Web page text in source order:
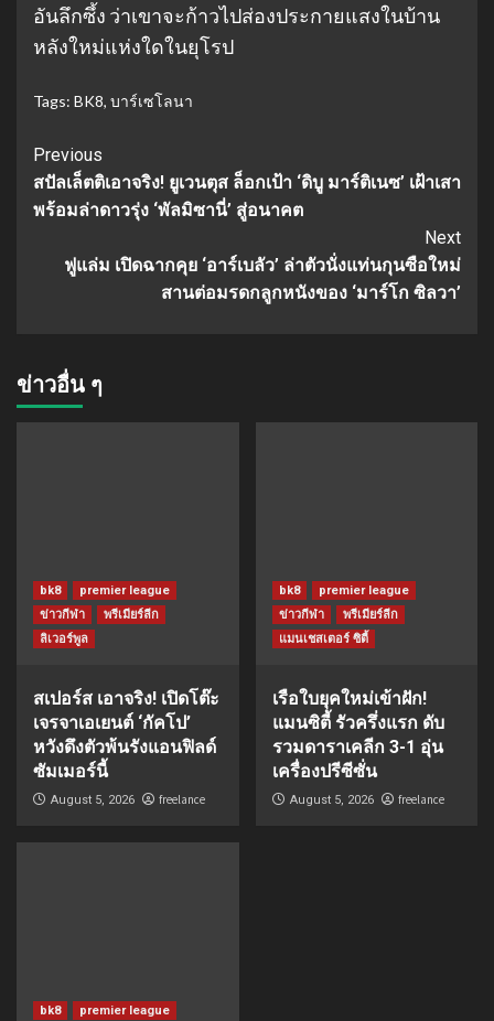
อันลึกซึ้ง ว่าเขาจะก้าวไปส่องประกายแสงในบ้าน
หลังใหม่แห่งใดในยุโรป
Tags: BK8, บาร์เซโลนา
Continue
Reading
Previous
สปัลเล็ตติเอาจริง! ยูเวนตุส ล็อกเป้า ‘ดิบู มาร์ติเนซ’ เฝ้าเสา
พร้อมล่าดาวรุ่ง ‘พัลมิซานี่’ สู่อนาคต
Next
ฟูแล่ม เปิดฉากคุย ‘อาร์เบลัว’ ล่าตัวนั่งแท่นกุนซือใหม่
สานต่อมรดกลูกหนังของ ‘มาร์โก ซิลวา’
ข่าวอื่น ๆ
bk8
premier league
ข่าวกีฬา
พรีเมียร์ลีก
ลิเวอร์พูล
สเปอร์ส เอาจริง! เปิดโต๊ะ
เจรจาเอเยนต์ ‘กัคโป’
หวังดึงตัวพ้นรังแอนฟิลด์
ซัมเมอร์นี้
August 5, 2026 freelance
bk8
premier league
ข่าวกีฬา
พรีเมียร์ลีก
แมนเชสเตอร์ ซิตี้
เรือใบยุคใหม่เข้าฝัก!
แมนซิตี้ รัวครึ่งแรก ดับ
รวมดาราเคลีก 3-1 อุ่น
เครื่องปรีซีซั่น
August 5, 2026 freelance
bk8
premier league